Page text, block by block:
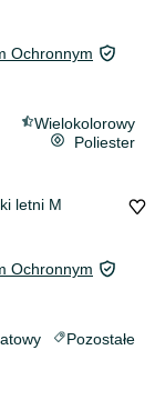
Ochronnym
Wielokolorowy
Poliester
letni M
Ochronnym
Pozostałe